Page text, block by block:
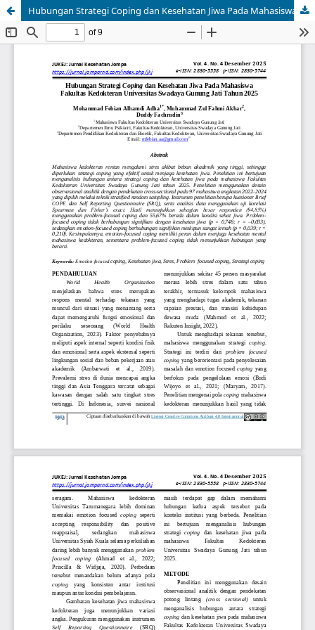
Hubungan Strategi Coping dan Kesehatan Jiwa Pada Mahasiswa Fakultas Kedokteran Universitas Swadaya Gunung Jati Tahun 2025